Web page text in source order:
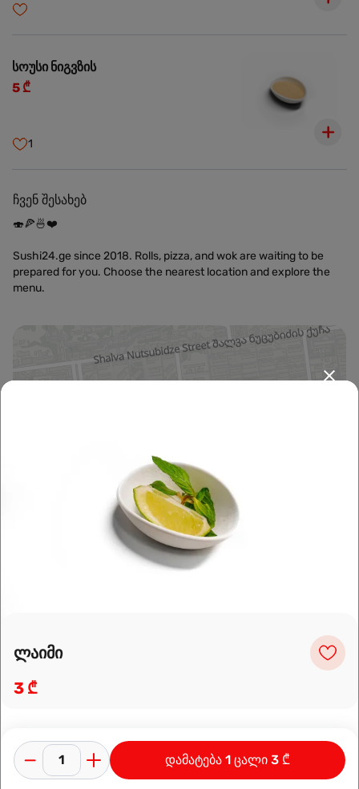
სოუსი ნიგვზის
5 ₾
1
ჩვენ შესახებ
🍣🍕🍜❤️
Sushi24.ge since 2018. Rolls, pizza, and wok are waiting to be
prepared for you. Choose the nearest location and explore the
menu.
OpenFreeMap©OpenMapTiles
მარშრუტის დაგეგმვა
ლაიმი
3 ₾
დამატება 1 ცალი 3 ₾